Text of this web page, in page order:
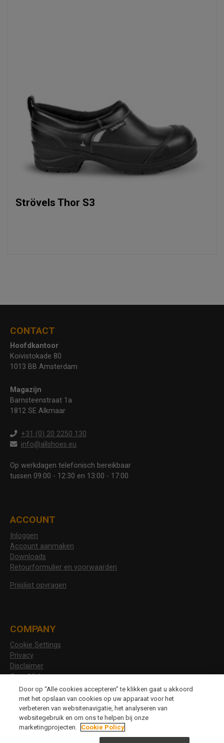
Strövels Thor S3
CONTACT
Hoofdkantoor
Koivistokade 80
1013 BB Amsterdam
Magazijn
Barnsteenstraat 1a
1812 SE Alkmaar
+31 (0) 20 2250 130
info@allshoes.eu
Op werkdagen telefonisch bereikbaar
tussen 09:00 - 12:30 en 13:00 - 17:00
ACCOUNT
Inloggen
Account aanmaken
Downloads
Retourformulier en voorwaarden
Prijslijst opvragen
COMPANY
Cookie Settings
Privacy
Disclaimer
Over Allshoes
Vacatures
CHANGE LANGUAGE
Door op “Alle cookies accepteren” te klikken gaat u akkoord
met het opslaan van cookies op uw apparaat voor het
verbeteren van websitenavigatie, het analyseren van
websitegebruik en om ons te helpen bij onze
marketingprojecten. Cookie Policy